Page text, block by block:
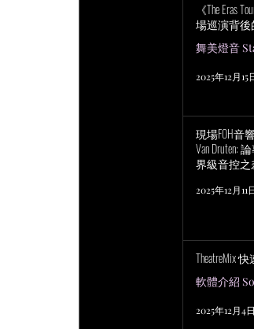
《The Eras
場巡演背
舞美燈音
2025年12月15
現場FOH音
Van Druten:
界級音控之
2025年12月11
TheatreMix
軟體介紹
2025年12月4